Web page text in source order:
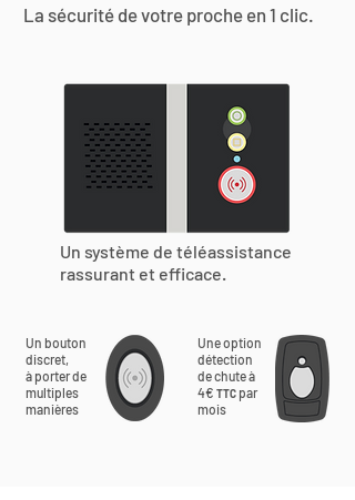
La sécurité de votre proche en 1 clic.
Un système de téléassistance
rassurant et efficace.
Un bouton
discret,
à porter de
multiples
manières
Une option
détection
de chute à
4€ TTC par
mois